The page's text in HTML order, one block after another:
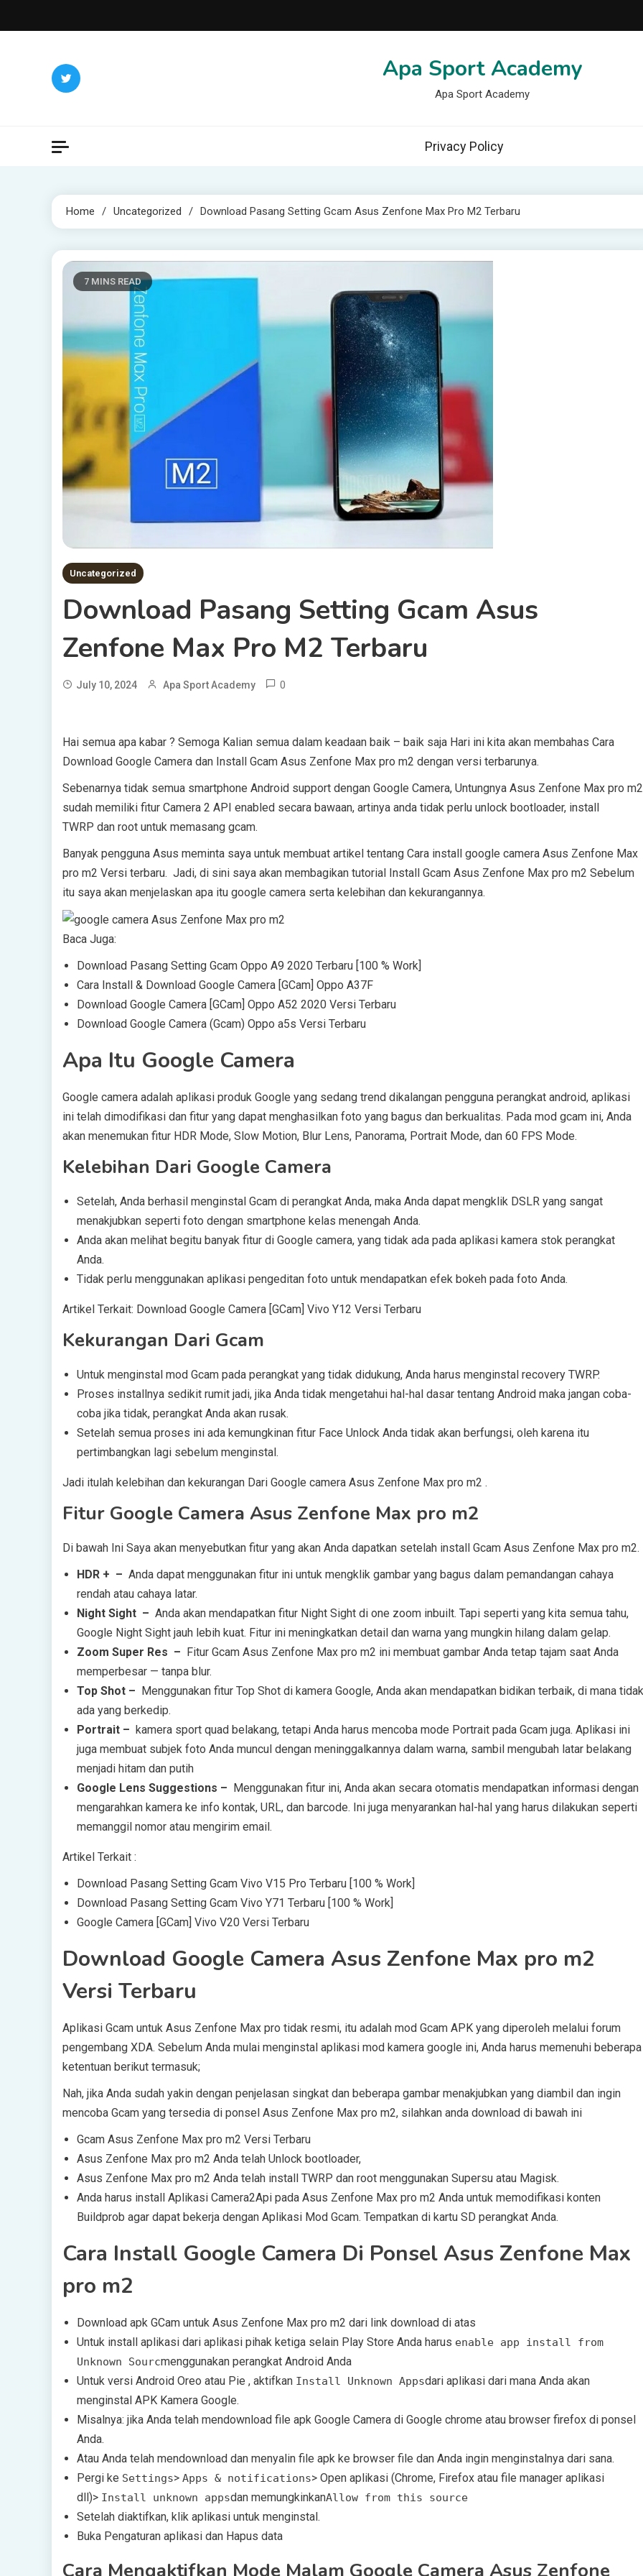
to
Apa Sport Academy
Apa Sport Academy
Privacy Policy
Home Uncategorized Download Pasang Setting Gcam Asus Zenfone Max Pro M2 Terbaru
7 MINS READ
Uncategorized
Download Pasang Setting Gcam Asus
Zenfone Max Pro M2 Terbaru
July 10, 2024 Apa Sport Academy 0
Hai semua apa kabar ? Semoga Kalian semua dalam keadaan baik – baik saja Hari ini kita akan membahas Cara
Download Google Camera dan Install Gcam Asus Zenfone Max pro m2 dengan versi terbarunya.
Sebenarnya tidak semua smartphone Android support dengan Google Camera, Untungnya Asus Zenfone Max pro m2
sudah memiliki fitur Camera 2 API enabled secara bawaan, artinya anda tidak perlu unlock bootloader, install
TWRP dan root untuk memasang gcam.
Banyak pengguna Asus meminta saya untuk membuat artikel tentang Cara install google camera Asus Zenfone Max
pro m2 Versi terbaru. Jadi, di sini saya akan membagikan tutorial Install Gcam Asus Zenfone Max pro m2 Sebelum
itu saya akan menjelaskan apa itu google camera serta kelebihan dan kekurangannya.
Baca Juga:
Download Pasang Setting Gcam Oppo A9 2020 Terbaru [100 % Work]
Cara Install & Download Google Camera [GCam] Oppo A37F
Download Google Camera [GCam] Oppo A52 2020 Versi Terbaru
Download Google Camera (Gcam) Oppo a5s Versi Terbaru
Apa Itu Google Camera
Google camera adalah aplikasi produk Google yang sedang trend dikalangan pengguna perangkat android, aplikasi
ini telah dimodifikasi dan fitur yang dapat menghasilkan foto yang bagus dan berkualitas. Pada mod gcam ini, Anda
akan menemukan fitur HDR Mode, Slow Motion, Blur Lens, Panorama, Portrait Mode, dan 60 FPS Mode.
Kelebihan Dari Google Camera
Setelah, Anda berhasil menginstal Gcam di perangkat Anda, maka Anda dapat mengklik DSLR yang sangat
menakjubkan seperti foto dengan smartphone kelas menengah Anda.
Anda akan melihat begitu banyak fitur di Google camera, yang tidak ada pada aplikasi kamera stok perangkat
Anda.
Tidak perlu menggunakan aplikasi pengeditan foto untuk mendapatkan efek bokeh pada foto Anda.
Artikel Terkait: Download Google Camera [GCam] Vivo Y12 Versi Terbaru
Kekurangan Dari Gcam
Untuk menginstal mod Gcam pada perangkat yang tidak didukung, Anda harus menginstal recovery TWRP.
Proses installnya sedikit rumit jadi, jika Anda tidak mengetahui hal-hal dasar tentang Android maka jangan coba-
coba jika tidak, perangkat Anda akan rusak.
Setelah semua proses ini ada kemungkinan fitur Face Unlock Anda tidak akan berfungsi, oleh karena itu
pertimbangkan lagi sebelum menginstal.
Jadi itulah kelebihan dan kekurangan Dari Google camera Asus Zenfone Max pro m2 .
Fitur Google Camera Asus Zenfone Max pro m2
Di bawah Ini Saya akan menyebutkan fitur yang akan Anda dapatkan setelah install Gcam Asus Zenfone Max pro m2.
HDR + – Anda dapat menggunakan fitur ini untuk mengklik gambar yang bagus dalam pemandangan cahaya
rendah atau cahaya latar.
Night Sight – Anda akan mendapatkan fitur Night Sight di one zoom inbuilt. Tapi seperti yang kita semua tahu,
Google Night Sight jauh lebih kuat. Fitur ini meningkatkan detail dan warna yang mungkin hilang dalam gelap.
Zoom Super Res – Fitur Gcam Asus Zenfone Max pro m2 ini membuat gambar Anda tetap tajam saat Anda
memperbesar — ​​tanpa blur.
Top Shot –
Menggunakan fitur Top Shot di kamera Google, Anda akan mendapatkan bidikan terbaik, di mana tidak
ada yang berkedip.
Portrait – kamera sport quad belakang, tetapi Anda harus mencoba mode Portrait pada Gcam juga. Aplikasi ini
juga membuat subjek foto Anda muncul dengan meninggalkannya dalam warna, sambil mengubah latar belakang
menjadi hitam dan putih
Google Lens Suggestions – Menggunakan fitur ini, Anda akan secara otomatis mendapatkan informasi dengan
mengarahkan kamera ke info kontak, URL, dan barcode. Ini juga menyarankan hal-hal yang harus dilakukan seperti
memanggil nomor atau mengirim email.
Artikel Terkait :
Download Pasang Setting Gcam Vivo V15 Pro Terbaru [100 % Work]
Download Pasang Setting Gcam Vivo Y71 Terbaru [100 % Work]
Google Camera [GCam] Vivo V20 Versi Terbaru
Download Google Camera Asus Zenfone Max pro m2
Versi Terbaru
Aplikasi Gcam untuk Asus Zenfone Max pro tidak resmi, itu adalah mod Gcam APK yang diperoleh melalui forum
pengembang XDA. Sebelum Anda mulai menginstal aplikasi mod kamera google ini, Anda harus memenuhi beberapa
ketentuan berikut termasuk;
Nah, jika Anda sudah yakin dengan penjelasan singkat dan beberapa gambar menakjubkan yang diambil dan ingin
mencoba Gcam yang tersedia di ponsel Asus Zenfone Max pro m2, silahkan anda download di bawah ini
Gcam Asus Zenfone Max pro m2 Versi Terbaru
Asus Zenfone Max pro m2 Anda telah Unlock bootloader,
Asus Zenfone Max pro m2 Anda telah install TWRP dan root menggunakan Supersu atau Magisk.
Anda harus install Aplikasi Camera2Api pada Asus Zenfone Max pro m2 Anda untuk memodifikasi konten
Buildprob agar dapat bekerja dengan Aplikasi Mod Gcam. Tempatkan di kartu SD perangkat Anda.
Cara Install Google Camera Di Ponsel Asus Zenfone Max
pro m2
Download apk GCam untuk Asus Zenfone Max pro m2 dari link download di atas
Untuk install aplikasi dari aplikasi pihak ketiga selain Play Store Anda harus enable app install from
Unknown Sourcmenggunakan perangkat Android Anda
Untuk versi Android Oreo atau Pie , aktifkan Install Unknown Appsdari aplikasi dari mana Anda akan
menginstal APK Kamera Google.
Misalnya: jika Anda telah mendownload file apk Google Camera di Google chrome atau browser firefox di ponsel
Anda.
Atau Anda telah mendownload dan menyalin file apk ke browser file dan Anda ingin menginstalnya dari sana.
Pergi ke Settings> Apps & notifications> Open aplikasi (Chrome, Firefox atau file manager aplikasi
dll)> Install unknown appsdan memungkinkanAllow from this source
Setelah diaktifkan, klik aplikasi untuk menginstal.
Buka Pengaturan aplikasi dan Hapus data
Cara Mengaktifkan Mode Malam Google Camera Asus Zenfone